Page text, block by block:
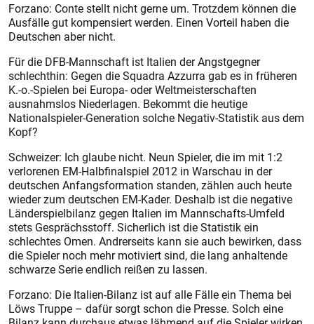
Forzano: Conte stellt nicht gerne um. Trotzdem können die
Ausfälle gut kompensiert werden. Einen Vorteil haben die
Deutschen aber nicht.
Für die DFB-Mannschaft ist Italien der Angstgegner
schlechthin: Gegen die Squadra Azzurra gab es in früheren
K.-o.-Spielen bei Europa- oder Weltmeisterschaften
ausnahmslos Niederlagen. Bekommt die heutige
Nationalspieler-Generation solche Negativ-Statistik aus dem
Kopf?
Schweizer: Ich glaube nicht. Neun Spieler, die im mit 1:2
verlorenen EM-Halbfinalspiel 2012 in Warschau in der
deutschen Anfangsformation standen, zählen auch heute
wieder zum deutschen EM-Kader. Deshalb ist die negative
Länderspielbilanz gegen Italien im Mannschafts-Umfeld
stets Gesprächsstoff. Sicherlich ist die Statistik ein
schlechtes Omen. Andrerseits kann sie auch bewirken, dass
die Spieler noch mehr motiviert sind, die lang anhaltende
schwarze Serie endlich reißen zu lassen.
Forzano: Die Italien-Bilanz ist auf alle Fälle ein Thema bei
Löws Truppe – dafür sorgt schon die Presse. Solch eine